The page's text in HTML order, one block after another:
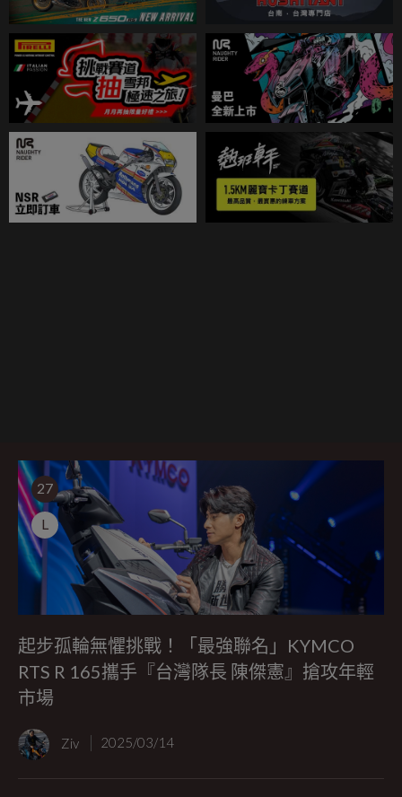
27
L
起步孤輪無懼挑戰！「最強聯名」KYMCO
RTS R 165攜手『台灣隊長 陳傑憲』搶攻年輕
市場
Ziv 2025/03/14